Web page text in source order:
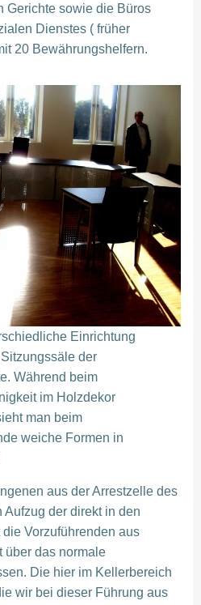
Gerichte sowie die Büros
Dienstes ( früher
20 Bewährungshelfern.
Einrichtung
der
Während beim
im Holzdekor
man beim
weiche Formen in
aus der Arrestzelle des
der direkt in den
Vorzuführenden aus
über das normale
Die hier im Kellerbereich
wir bei dieser Führung aus